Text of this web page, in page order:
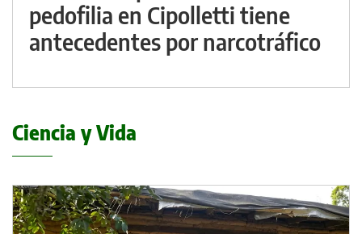
pedofilia en Cipolletti tiene
antecedentes por narcotráfico
Ciencia y Vida